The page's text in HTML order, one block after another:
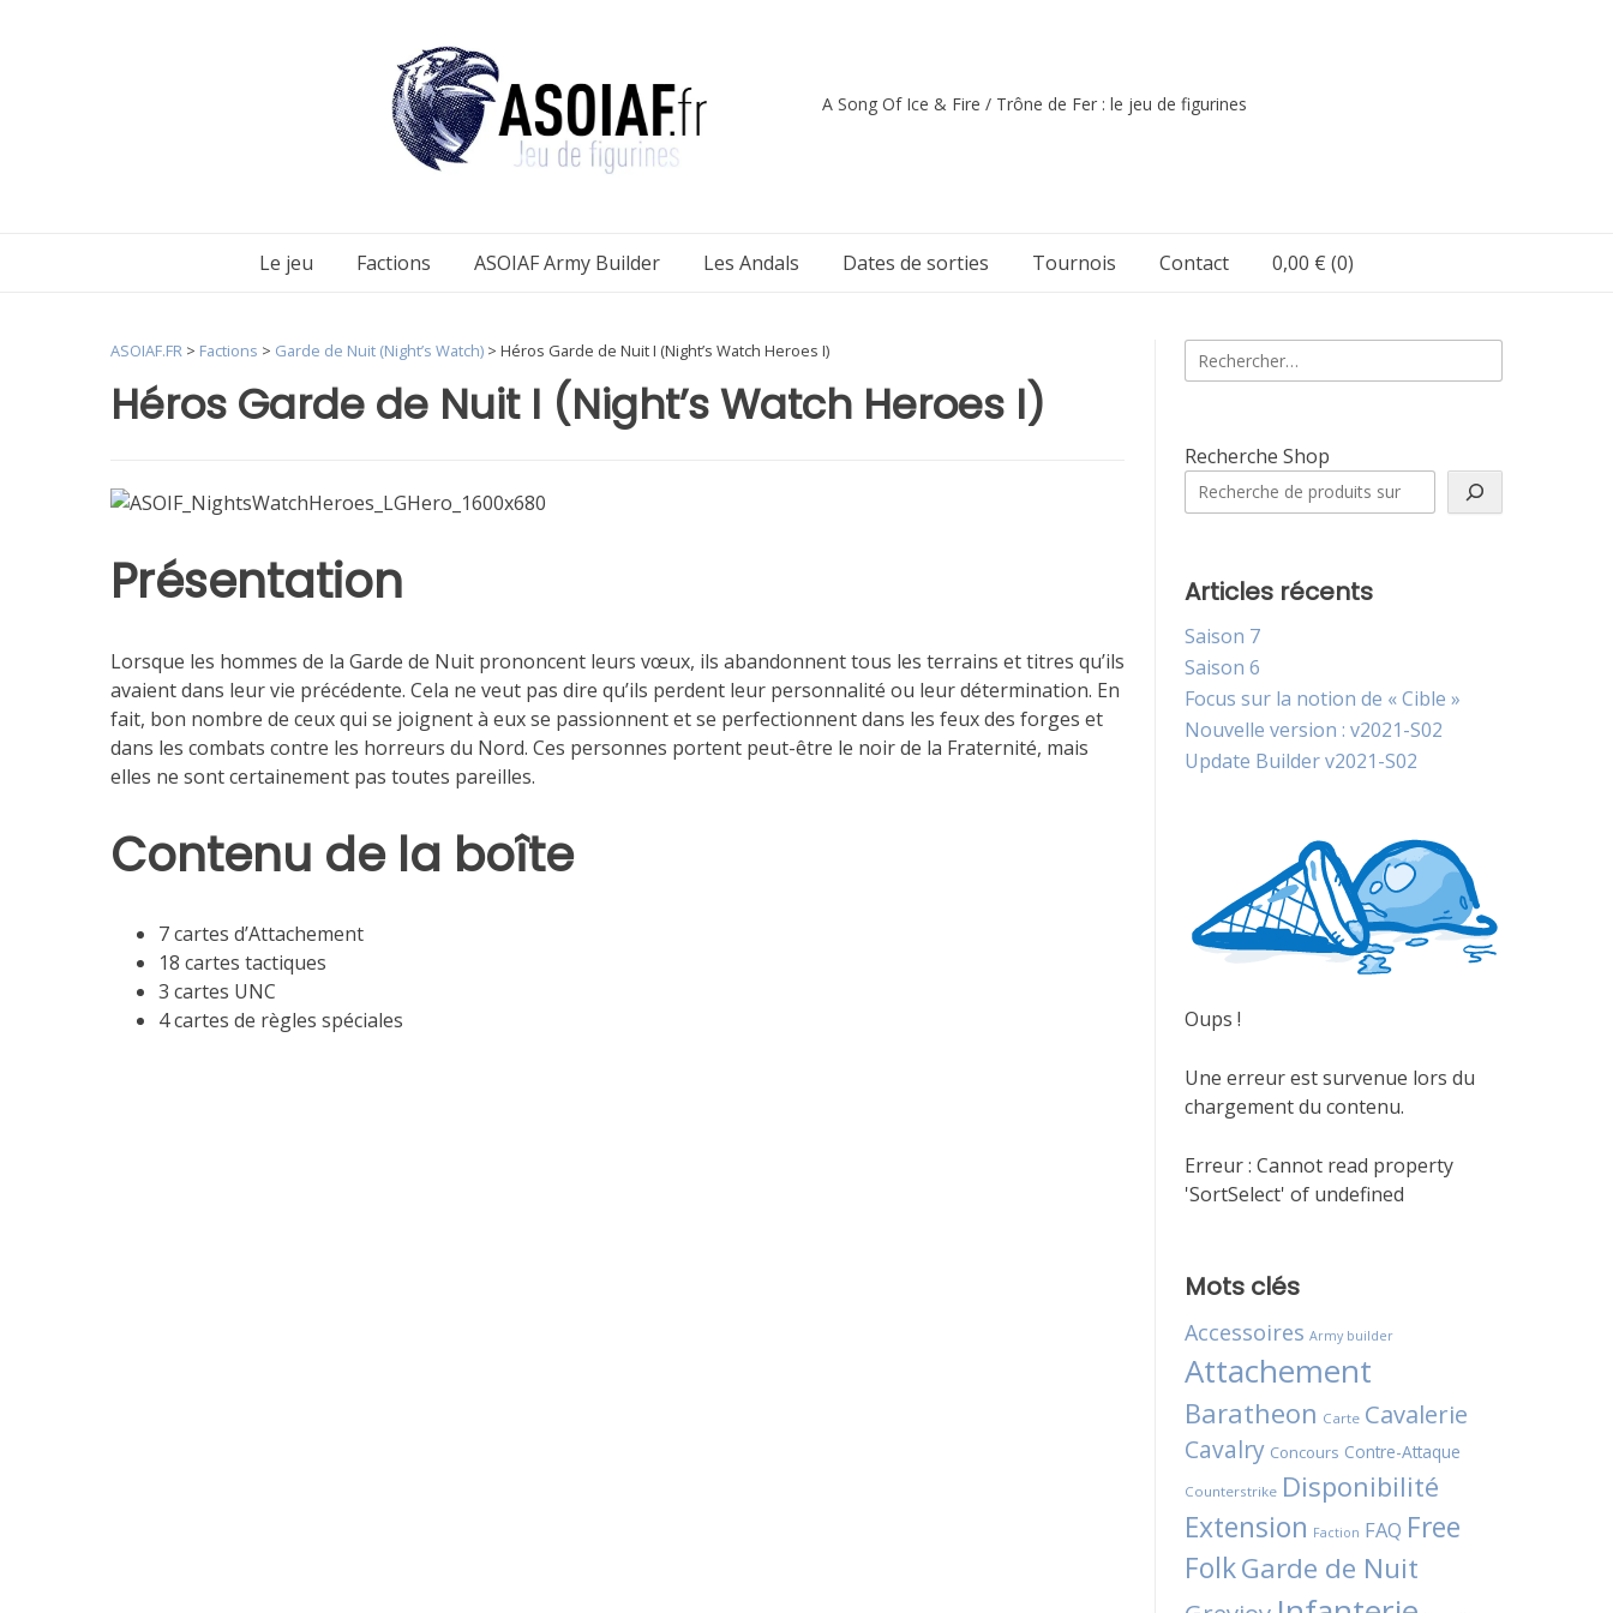
A Song Of Ice & Fire / Trône de Fer : le jeu de figurines
Le jeu Factions ASOIAF Army Builder Les Andals Dates de sorties Tournois Contact 0,00 € (0)
Héros Garde de Nuit I (Night’s Watch Heroes I)
ASOIAF.FR > Factions > Garde de Nuit (Night’s Watch) > Héros Garde de Nuit I (Night’s Watch Heroes I)
Présentation
Lorsque les hommes de la Garde de Nuit prononcent leurs vœux, ils abandonnent tous les terrains et titres qu’ils
avaient dans leur vie précédente. Cela ne veut pas dire qu’ils perdent leur personnalité ou leur détermination. En
fait, bon nombre de ceux qui se joignent à eux se passionnent et se perfectionnent dans les feux des forges et
dans les combats contre les horreurs du Nord. Ces personnes portent peut-être le noir de la Fraternité, mais
elles ne sont certainement pas toutes pareilles.
Contenu de la boîte
7 cartes d’Attachement
18 cartes tactiques
3 cartes UNC
4 cartes de règles spéciales
Rechercher :
Recherche Shop
Articles récents
Saison 7
Saison 6
Focus sur la notion de « Cible »
Nouvelle version : v2021-S02
Update Builder v2021-S02
Oups !
Une erreur est survenue lors du
chargement du contenu.
Erreur : Cannot read property
'SortSelect' of undefined
Mots clés
Accessoires Army builder
Attachement
Baratheon Carte Cavalerie
Cavalry Concours Contre-Attaque
Counterstrike Disponibilité
Extension Faction FAQ Free
FolkGarde de Nuit